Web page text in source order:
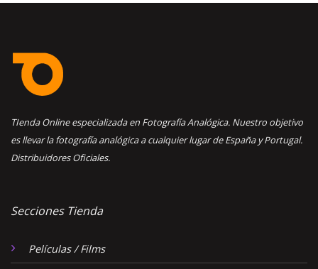
TIenda Online especializada en Fotografía Analógica. Nuestro objetivo
es llevar la fotografía analógica a cualquier lugar de España y Portugal.
Distribuidores Oficiales.
Secciones Tienda
Películas / Films